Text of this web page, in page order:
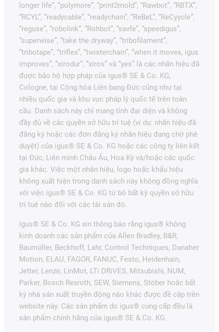
longer life”, “polymore”, “print2mold”, “Rawbot”, “RBTX”,
“RCYL”, “readycable”, “readychain”, “ReBeL”, “ReCyycle”,
“reguse”, “robolink”, “Rohbot”, “savfe”, “speedigus”,
“superwise”, “take the dryway”, “tribofilament”,
“tribotape”, “triflex”, “twisterchain”, “when it moves, igus
improves”, “xirodur”, “xiros” và “yes” là các nhãn hiệu đã
được bảo hộ hợp pháp của igus® SE & Co. KG,
Cologne, tại Cộng hòa Liên bang Đức cũng như tại
nhiều quốc gia và khu vực pháp lý quốc tế trên toàn
cầu. Danh sách này chỉ mang tính đại diện và không
đầy đủ về các quyền sở hữu trí tuệ (ví dụ: nhãn hiệu đã
đăng ký hoặc các đơn đăng ký nhãn hiệu đang chờ phê
duyệt) của igus® SE & Co. KG hoặc các công ty liên kết
tại Đức, Liên minh Châu Âu, Hoa Kỳ và/hoặc các quốc
gia khác. Việc một nhãn hiệu, logo hoặc khẩu hiệu
không xuất hiện trong danh sách này không đồng nghĩa
với việc igus® SE & Co. KG từ bỏ bất kỳ quyền sở hữu
trí tuệ nào đối với các tài sản đó.
igus® SE & Co. KG xin thông báo rằng igus® không
kinh doanh các sản phẩm của Allen Bradley, B&R,
Baumüller, Beckhoff, Lahr, Control Techniques, Danaher
Motion, ELAU, FAGOR, FANUC, Festo, Heidenhain,
Jetter, Lenze, LinMot, LTi DRiVES, Mitsubishi, NUM,
Parker, Bosch Rexroth, SEW, Siemens, Stöber hoặc bất
kỳ nhà sản xuất truyền động nào khác được đề cập trên
website này. Các sản phẩm do igus® cung cấp đều là
sản phẩm chính hãng của igus® SE & Co. KG.